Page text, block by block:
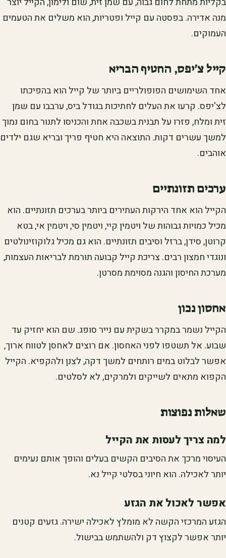
מנה אדירה. בפסטה עם קייל ופטריות, הוא משלים את הטעמים
העמוקים.
קייל צ'יפס, החטיף הבריא
אחד השימושים הפופולריים ביותר של קייל הוא בהפיכתו
לצ'יפס. קרעו את העלים לחתיכות בגודל ביס, ערבבו עם שמן
זית ומלח, פזרו על תבנית בשכבה אחת והכניסו לתנור בחום נמוך
למשך עשרים דקות. התוצאה היא חטיף פריך ובריא שגם ילדים
אוהבים.
ערכים תזונתיים
הקייל הוא אחד הירקות העתירים ביותר בערכים תזונתיים. הוא
מכיל כמויות גבוהות של ויטמין קיי, ויטמין סי, ויטמין אי, בטא
קרוטן, סידן, ברזל וסיבים תזונתיים. הוא גם מכיל גלוקוזינולטים
ונוגדי חמצון רבים. צריכת קייל קבועה תורמת לבריאות העצמות,
מערכת החיסון והגנה מסוימת מסרטן.
אחסון נכון
הקייל נשמר במקרר בשקית עם נייר סופג. שם הוא יחזיק עד
שבוע. אל תשטפו לפני האחסון. אם רוצים לאחסן לטווח ארוך,
אפשר לבלוט במים רותחים למשך דקה, לצנן ולהקפיא. הקייל
הקפוא מתאים לשייקים ולמרקים, לא לסלטים.
שאלות נפוצות
למה צריך לעסות את הקייל
העיסוי מרכך את הסיבים הקשים בעלים והופך אותם נעימים
יותר לאכילה. הוא חיוני בסלטי קייל נא.
אפשר לאכול את הגזע
הגזע המרכזי הקשה לא מומלץ לאכילה ישירה. גזעים קטנים
יותר אפשר לקצוץ דק ולהשתמש בבישול.